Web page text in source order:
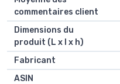
commentaires client
Dimensions du
produit (L x l x h)
Fabricant
ASIN